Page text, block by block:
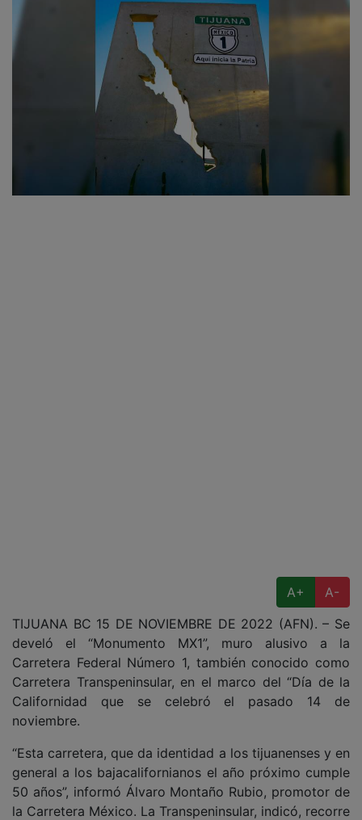
A+
A-
TIJUANA BC 15 DE NOVIEMBRE DE 2022 (AFN). – Se
develó el “Monumento MX1”, muro alusivo a la
Carretera Federal Número 1, también conocido como
Carretera Transpeninsular, en el marco del “Día de la
Californidad que se celebró el pasado 14 de
noviembre.
“Esta carretera, que da identidad a los tijuanenses y en
general a los bajacalifornianos el año próximo cumple
50 años”, informó Álvaro Montaño Rubio, promotor de
la Carretera México. La Transpeninsular, indicó, recorre